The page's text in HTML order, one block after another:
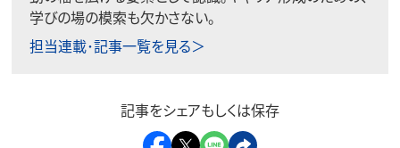
学びの場の模索も欠かさない。
担当連載･記事一覧を見る＞
記事をシェアもしくは保存